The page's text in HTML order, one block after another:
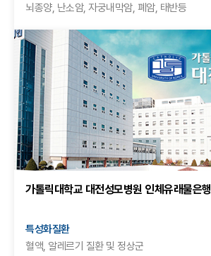
뇌종양, 난소암, 자궁내막암, 폐암, 태반등
가톨릭대학교 대전성모병원 인체유래물은행
특성화질환
혈액, 알레르기 질환 및 정상군